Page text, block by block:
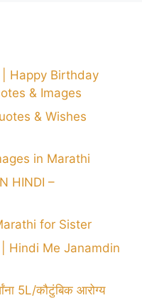
Happy Birthday
& Images
& Wishes
in Marathi
HINDI –
for Sister
| Hindi Me Janamdin
5L/कौटुंबिक आरोग्य